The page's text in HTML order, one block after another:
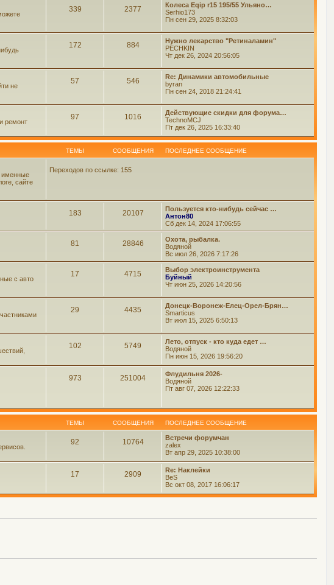
339 2377
Колеса Eqip r15 195/55 Ульяно…
Serhio173
Пн сен 29, 2025 8:32:03
172 884
Нужно лекарство "Ретиналамин"
PECHKIN
Чт дек 26, 2024 20:56:05
не
57 546
Re: Динамики автомобильные
byran
Пн сен 24, 2018 21:24:41
ремонт
97 1016
Действующие скидки для форума…
TechnoMCJ
Пт дек 26, 2025 16:33:40
ТЕМЫ СООБЩЕНИЯ ПОСЛЕДНЕЕ СООБЩЕНИЕ
именные
сайте
Переходов по ссылке: 155
183 20107
Пользуется кто-нибудь сейчас …
Антон80
Сб дек 14, 2024 17:06:55
81 28846
Охота, рыбалка.
Водяной
Вс июл 26, 2026 7:17:26
с авто
17 4715
Выбор электроинструмента
Буйный
Чт июн 25, 2026 14:20:56
29 4435
Донецк-Воронеж-Елец-Орел-Брян…
Smarticus
Вт июл 15, 2025 6:50:13
102 5749
Лето, отпуск - кто куда едет …
Водяной
Пн июн 15, 2026 19:56:20
973 251004
Флудильня 2026-
Водяной
Пт авг 07, 2026 12:22:33
ТЕМЫ СООБЩЕНИЯ ПОСЛЕДНЕЕ СООБЩЕНИЕ
92 10764
Встречи форумчан
zalex
Вт апр 29, 2025 10:38:00
17 2909
Re: Наклейки
BeS
Вс окт 08, 2017 16:06:17